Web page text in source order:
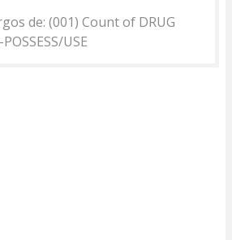
de: (001) Count of DRUG
USE